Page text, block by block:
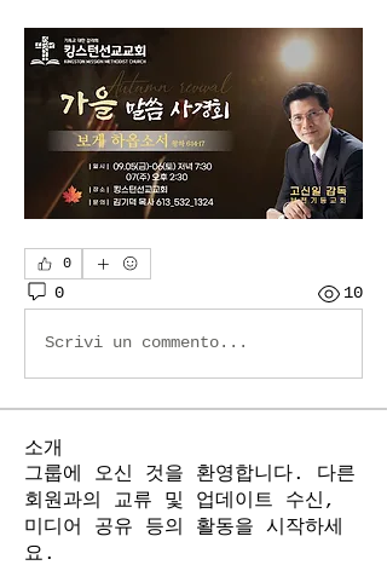
0
0 10
Scrivi un commento...
소개
그룹에 오신 것을 환영합니다. 다른
회원과의 교류 및 업데이트 수신,
미디어 공유 등의 활동을 시작하세
요.